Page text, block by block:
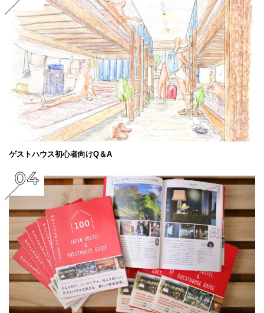
ゲストハウス初心者向けQ＆A